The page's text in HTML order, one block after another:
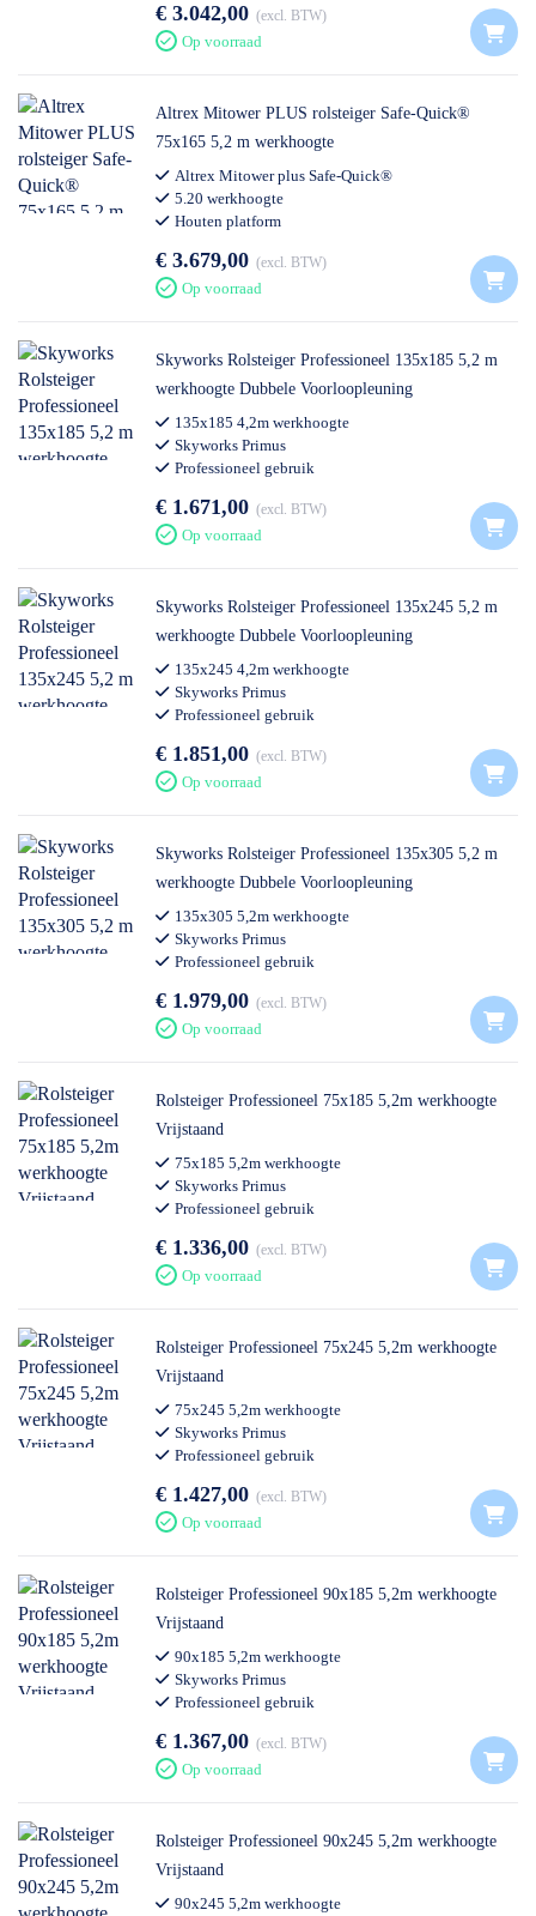
€ 3.042,00 excl. BTW
Op voorraad
Altrex Mitower PLUS rolsteiger Safe-Quick®
75x165 5,2 m werkhoogte
Altrex Mitower plus Safe-Quick®
5.20 werkhoogte
Houten platform
€ 3.679,00 excl. BTW
Op voorraad
Skyworks Rolsteiger Professioneel 135x185 5,2 m
werkhoogte Dubbele Voorloopleuning
135x185 4,2m werkhoogte
Skyworks Primus
Professioneel gebruik
€ 1.671,00 excl. BTW
Op voorraad
Skyworks Rolsteiger Professioneel 135x245 5,2 m
werkhoogte Dubbele Voorloopleuning
135x245 4,2m werkhoogte
Skyworks Primus
Professioneel gebruik
€ 1.851,00 excl. BTW
Op voorraad
Skyworks Rolsteiger Professioneel 135x305 5,2 m
werkhoogte Dubbele Voorloopleuning
135x305 5,2m werkhoogte
Skyworks Primus
Professioneel gebruik
€ 1.979,00 excl. BTW
Op voorraad
Rolsteiger Professioneel 75x185 5,2m werkhoogte
Vrijstaand
75x185 5,2m werkhoogte
Skyworks Primus
Professioneel gebruik
€ 1.336,00 excl. BTW
Op voorraad
Rolsteiger Professioneel 75x245 5,2m werkhoogte
Vrijstaand
75x245 5,2m werkhoogte
Skyworks Primus
Professioneel gebruik
€ 1.427,00 excl. BTW
Op voorraad
Rolsteiger Professioneel 90x185 5,2m werkhoogte
Vrijstaand
90x185 5,2m werkhoogte
Skyworks Primus
Professioneel gebruik
€ 1.367,00 excl. BTW
Op voorraad
Rolsteiger Professioneel 90x245 5,2m werkhoogte
Vrijstaand
90x245 5,2m werkhoogte